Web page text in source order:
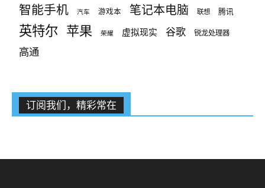
智能手机 汽车 游戏本 笔记本电脑 联想 腾讯
英特尔 苹果 荣耀 虚拟现实 谷歌 锐龙处理器
高通
订阅我们，精彩常在